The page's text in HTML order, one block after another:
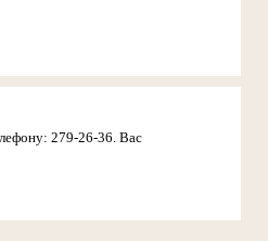
279-26-36. Вас